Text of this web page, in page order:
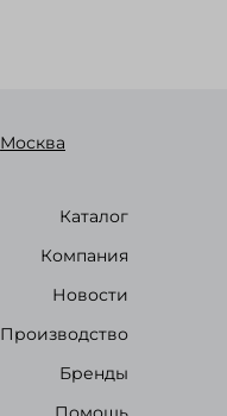
Москва
Каталог
Компания
Новости
Производство
Бренды